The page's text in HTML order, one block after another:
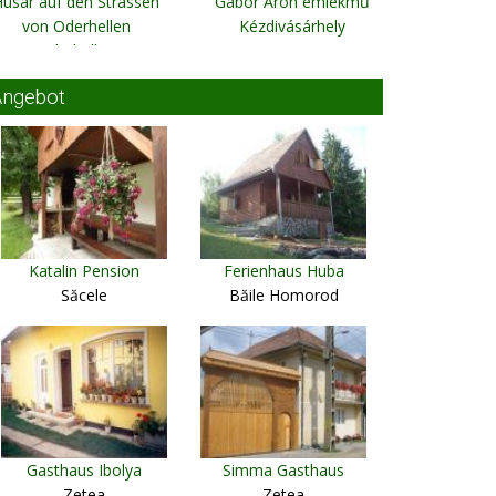
von Oderhellen
Oderhellen
Kézdivásárhely
Katalin Pension
Săcele
Ferienhaus Huba
Băile Homorod
Gasthaus Ibolya
Simma Gasthaus